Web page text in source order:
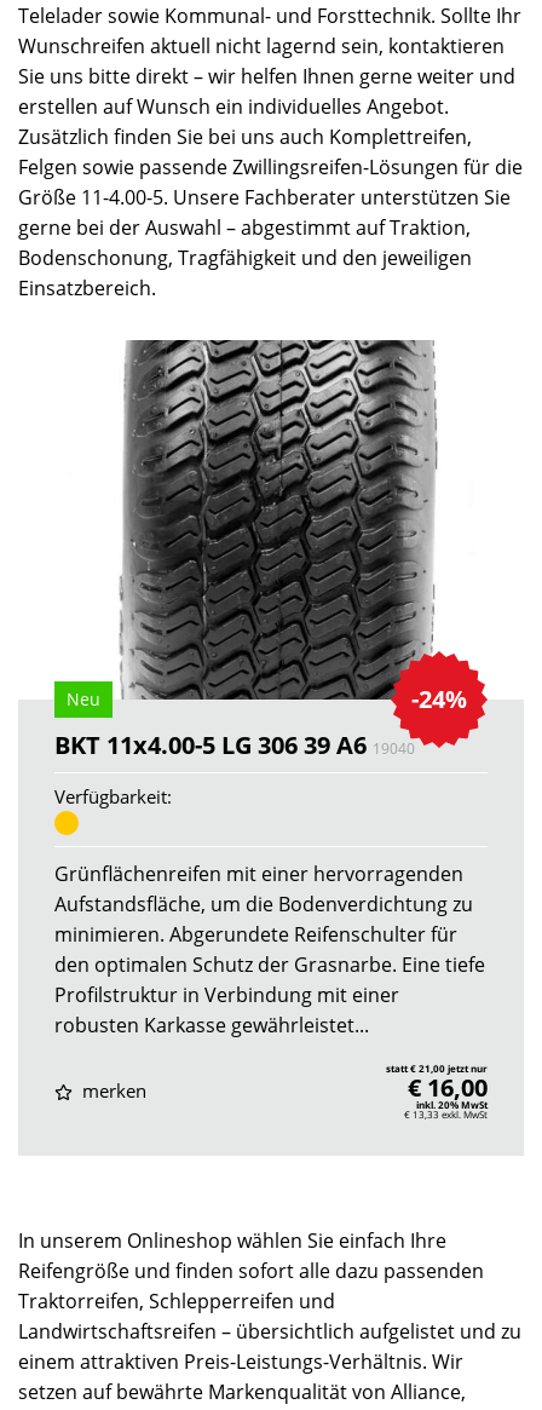
Telelader sowie Kommunal- und Forsttechnik. Sollte Ihr
Wunschreifen aktuell nicht lagernd sein, kontaktieren
Sie uns bitte direkt – wir helfen Ihnen gerne weiter und
erstellen auf Wunsch ein individuelles Angebot.
Zusätzlich finden Sie bei uns auch Komplettreifen,
Felgen sowie passende Zwillingsreifen-Lösungen für die
Größe 11-4.00-5. Unsere Fachberater unterstützen Sie
gerne bei der Auswahl – abgestimmt auf Traktion,
Bodenschonung, Tragfähigkeit und den jeweiligen
Einsatzbereich.
-24%
Neu
BKT 11x4.00-5 LG 306 39 A6 19040
Verfügbarkeit:
Grünflächenreifen mit einer hervorragenden
Aufstandsfläche, um die Bodenverdichtung zu
minimieren. Abgerundete Reifenschulter für
den optimalen Schutz der Grasnarbe. Eine tiefe
Profilstruktur in Verbindung mit einer
robusten Karkasse gewährleistet...
merken
statt € 21,00 jetzt nur
€ 16,00
inkl. 20% MwSt
€ 13,33 exkl. MwSt
In unserem Onlineshop wählen Sie einfach Ihre
Reifengröße und finden sofort alle dazu passenden
Traktorreifen, Schlepperreifen und
Landwirtschaftsreifen – übersichtlich aufgelistet und zu
einem attraktiven Preis-Leistungs-Verhältnis. Wir
setzen auf bewährte Markenqualität von Alliance,